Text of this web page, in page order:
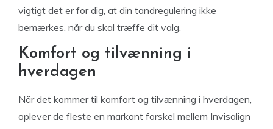
vigtigt det er for dig, at din tandregulering ikke
bemærkes, når du skal træffe dit valg.
Komfort og tilvænning i
hverdagen
Når det kommer til komfort og tilvænning i hverdagen,
oplever de fleste en markant forskel mellem Invisalign